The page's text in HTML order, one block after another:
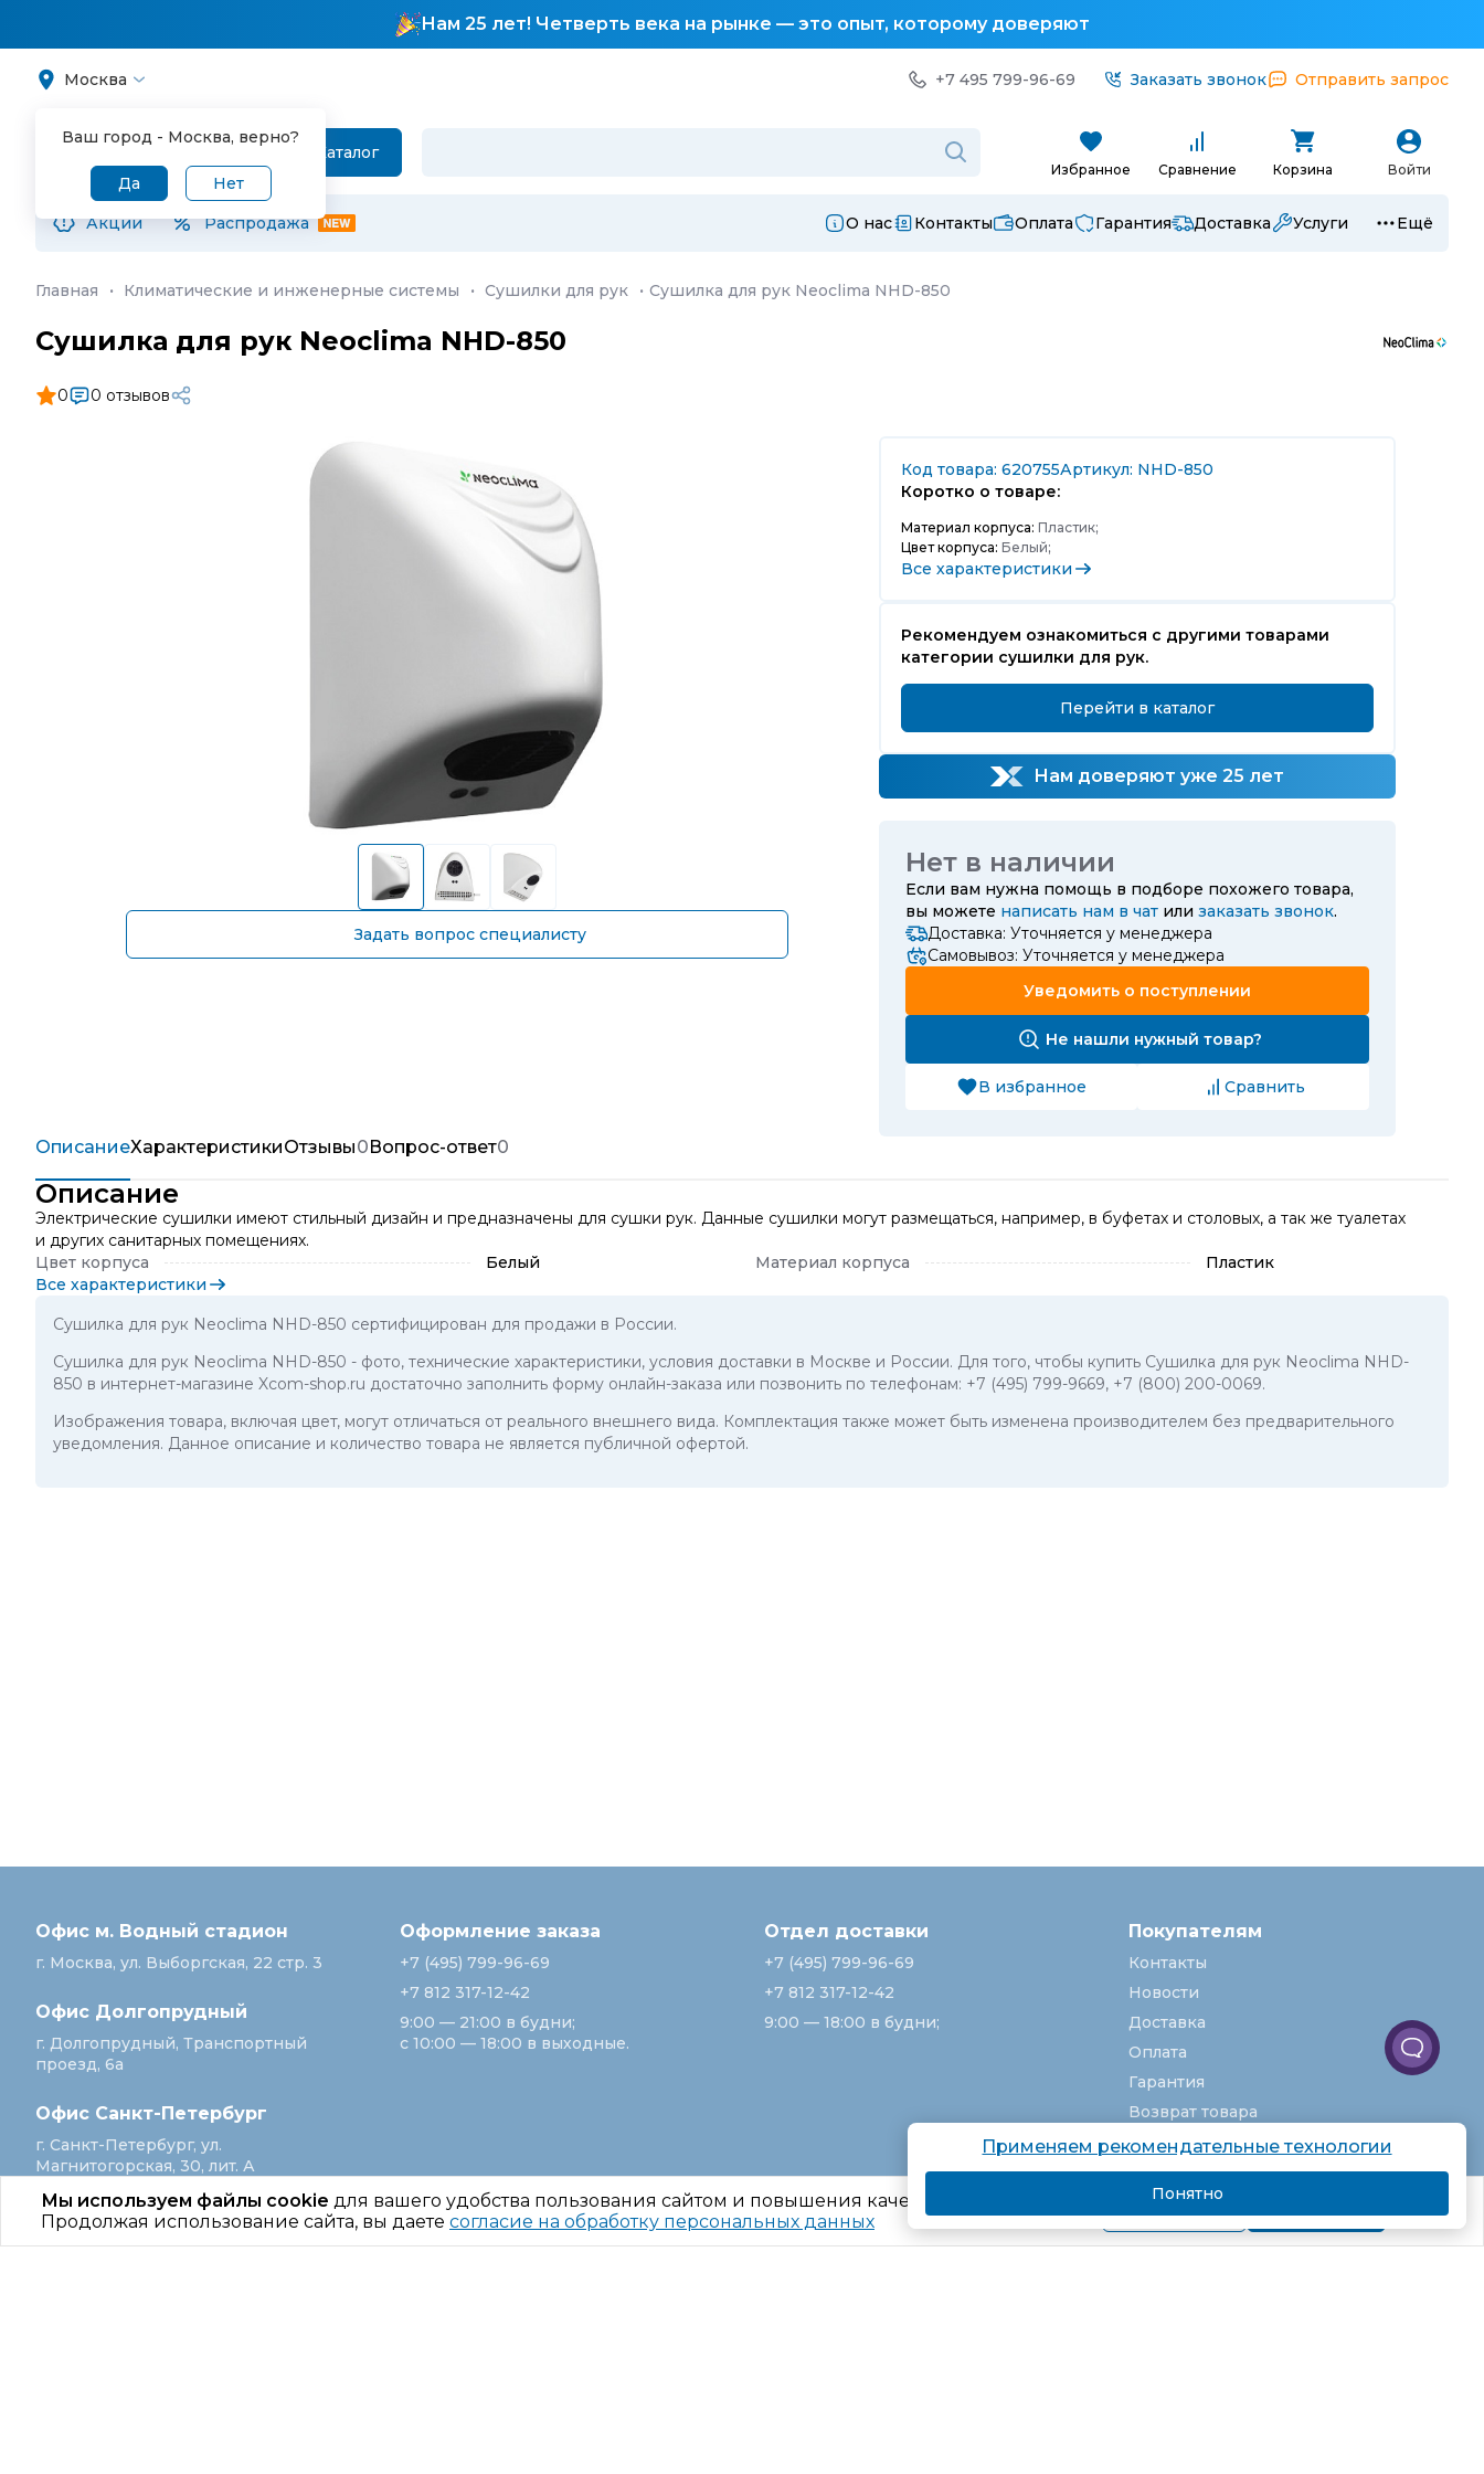
Нам 25 лет! Четверть века на рынке — это опыт, которому доверяют
Москва
Ваш город - Москва, верно?
Да Нет
+7 495 799-96-69 Заказать звонок Отправить запрос
Каталог
Избранное Сравнение Корзина Войти
Акции Распродажа О нас Контакты Оплата Гарантия Доставка Услуги Ещё
Мы используем файлы cookie для вашего удобства пользования сайтом и повышения качества рекомендаций.
Продолжая использование сайта, вы даете согласие на обработку персональных данных Подробнее Я согласен
Главная · Климатические и инженерные системы · Сушилки для рук · Сушилка для рук Neoclima NHD-850
Сушилка для рук Neoclima NHD-850
0 0 отзывов
Задать вопрос специалисту
Код товара: 620755Артикул: NHD-850
Коротко о товаре:
Материал корпуса: Пластик;
Цвет корпуса: Белый;
Все характеристики
Рекомендуем ознакомиться с другими товарами
категории сушилки для рук.
Перейти в каталог
Нам доверяют уже 25 лет
Нет в наличии
Если вам нужна помощь в подборе похожего товара,
вы можете написать нам в чат или заказать звонок.
Доставка: Уточняется у менеджера
Самовывоз: Уточняется у менеджера
Уведомить о поступлении
Не нашли нужный товар?
В избранное Сравнить
ОписаниеХарактеристикиОтзывы0Вопрос-ответ0
Описание
Электрические сушилки имеют стильный дизайн и предназначены для сушки рук. Данные сушилки могут размещаться, например, в буфетах и столовых, а так же туалетах
и других санитарных помещениях.
Цвет корпуса
Белый Материал корпуса
Пластик
Все характеристики
Сушилка для рук Neoclima NHD-850 сертифицирован для продажи в России.
Сушилка для рук Neoclima NHD-850 - фото, технические характеристики, условия доставки в Москве и России. Для того, чтобы купить Сушилка для рук Neoclima NHD-
850 в интернет-магазине Xcom-shop.ru достаточно заполнить форму онлайн-заказа или позвонить по телефонам: +7 (495) 799-9669, +7 (800) 200-0069.
Изображения товара, включая цвет, могут отличаться от реального внешнего вида. Комплектация также может быть изменена производителем без предварительного
уведомления. Данное описание и количество товара не является публичной офертой.
Офис м. Водный стадион
г. Москва, ул. Выборгская, 22 стр. 3
Офис Долгопрудный
г. Долгопрудный, Транспортный
проезд, 6а
Офис Санкт‑Петербург
г. Санкт‑Петербург, ул.
Магнитогорская, 30, лит. А
Оформление заказа
+7 (495) 799-96-69
+7 812 317-12-42
9:00 — 21:00 в будни;
с 10:00 — 18:00 в выходные.
Отдел доставки
+7 (495) 799-96-69
+7 812 317-12-42
9:00 — 18:00 в будни;
Покупателям
Контакты
Новости
Доставка
Оплата
Гарантия
Возврат товара
Услуги
О компании
Вакансии
Карта сайта
Применяем рекомендательные технологии
Понятно